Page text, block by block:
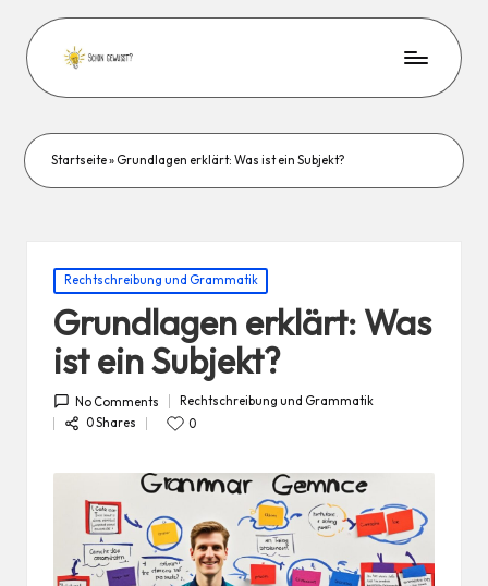
Startseite» Grundlagen erklärt: Was ist ein Subjekt?
Posted
in
Rechtschreibung und Grammatik
Grundlagen erklärt: Was
ist ein Subjekt?
No Comments
Posted
in
Rechtschreibung und Grammatik
0 Shares
0